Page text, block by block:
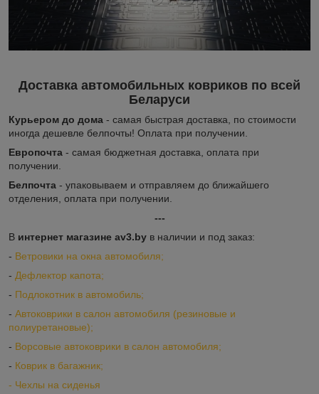
Доставка автомобильных ковриков по всей
Беларуси
Курьером до дома - самая быстрая доставка, по стоимости
иногда дешевле белпочты! Оплата при получении.
Европочта - самая бюджетная доставка, оплата при
получении.
Белпочта - упаковываем и отправляем до ближайшего
отделения, оплата при получении.
---
В интернет магазине av3.by в наличии и под заказ:
- Ветровики на окна автомобиля;
- Дефлектор капота;
- Подлокотник в автомобиль;
- Автоковрики в салон автомобиля (резиновые и
полиуретановые);
- Ворсовые автоковрики в салон автомобиля;
- Коврик в багажник;
- Чехлы на сиденья